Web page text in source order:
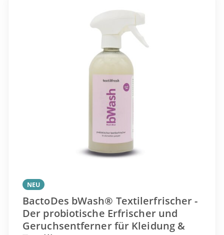
NEU
BactoDes bWash® Textilerfrischer -
Der probiotische Erfrischer und
Geruchsentferner für Kleidung &